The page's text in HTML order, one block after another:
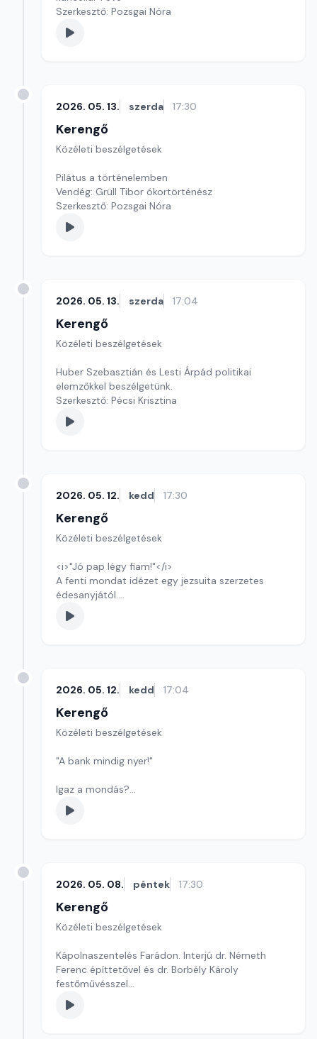
Szerkesztő: Pozsgai Nóra
2026. 05. 13. szerda 17:30
Kerengő
Közéleti beszélgetések
Pilátus a történelemben
Vendég: Grüll Tibor ókortörténész
Szerkesztő: Pozsgai Nóra
2026. 05. 13. szerda 17:04
Kerengő
Közéleti beszélgetések
Huber Szebasztián és Lesti Árpád politikai
elemzőkkel beszélgetünk.
Szerkesztő: Pécsi Krisztina
2026. 05. 12. kedd 17:30
Kerengő
Közéleti beszélgetések
<i>"Jó pap légy fiam!"</i>
A fenti mondat idézet egy jezsuita szerzetes
édesanyjától.
Szerkesztő: Sályi András
2026. 05. 12. kedd 17:04
Kerengő
Közéleti beszélgetések
"A bank mindig nyer!"
Igaz a mondás?
Drágábbak a magyar bankok a szomszédos
országok bankjainál?
2026. 05. 08. péntek 17:30
Kerengő
Közéleti beszélgetések
Kápolnaszentelés Farádon. Interjú dr. Németh
Ferenc építtetővel és dr. Borbély Károly
festőművésszel
Szerkesztő: Sallai Éva